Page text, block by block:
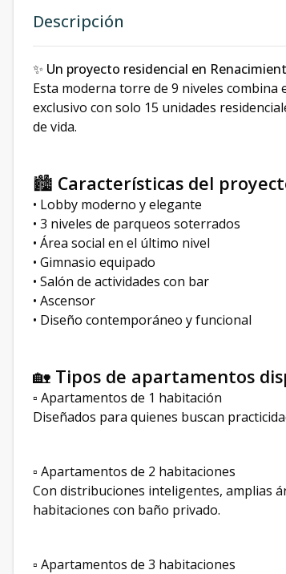
Descripción
✨ Un proyecto residencial en
Esta moderna torre de 9 niveles
exclusivo con solo 15 unidades
de vida.
🏙️ Características del
• Lobby moderno y elegante
• 3 niveles de parqueos soterrados
• Área social en el último nivel
• Gimnasio equipado
• Salón de actividades con bar
• Ascensor
• Diseño contemporáneo y funcional
🏡 Tipos de apartamentos
▫️ Apartamentos de 1 habitación
Diseñados para quienes buscan
▫️ Apartamentos de 2 habitaciones
Con distribuciones inteligentes, amplias
habitaciones con baño privado.
▫️ Apartamentos de 3 habitaciones